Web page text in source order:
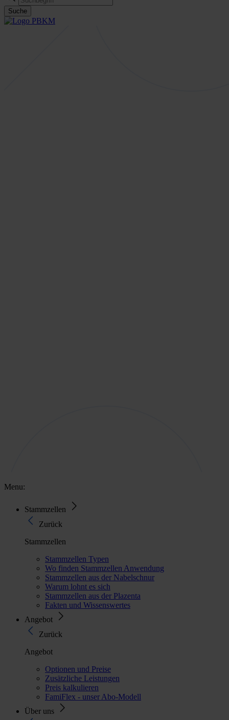
Suche
Menu:
Stammzellen
Zurück
Stammzellen
Stammzellen Typen
Wo finden Stammzellen Anwendung
Stammzellen aus der Nabelschnur
Warum lohnt es sich
Stammzellen aus der Plazenta
Fakten und Wissenswertes
Angebot
Zurück
Angebot
Optionen und Preise
Zusätzliche Leistungen
Preis kalkulieren
FamiFlex - unser Abo-Modell
Über uns